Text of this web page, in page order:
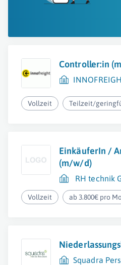
Controller:in
Vollzeit Teilzeit/
EinkäuferIn /
(m/w/d)
RH technik
Vollzeit ab 3.800€ pro
Squadra